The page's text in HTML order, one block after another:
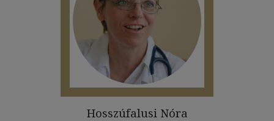
Hosszúfalusi Nóra